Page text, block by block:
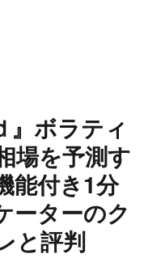
』ボラティ
場を予測す
能付き1分
ーターのク
と評判